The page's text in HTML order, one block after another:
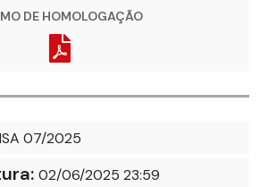
DE HOMOLOGAÇÃO
07/2025
02/06/2025 23:59